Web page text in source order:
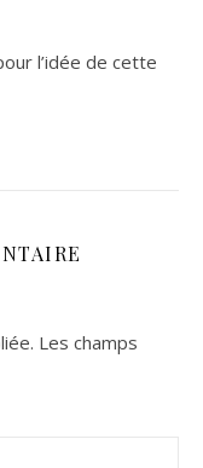
l’idée de cette
Les champs